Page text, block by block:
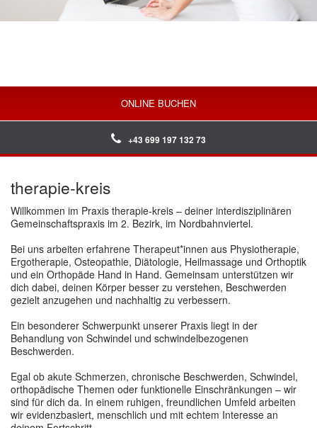
+43 699 197 132 73
ONLINE BUCHEN
therapie-kreis
Willkommen im Praxis therapie-kreis – deiner interdisziplinären
Gemeinschaftspraxis im 2. Bezirk, im Nordbahnviertel.
Bei uns arbeiten erfahrene Therapeut*innen aus Physiotherapie,
Ergotherapie, Osteopathie, Diätologie, Heilmassage und Orthoptik
und ein Orthopäde Hand in Hand. Gemeinsam unterstützen wir
dich dabei, deinen Körper besser zu verstehen, Beschwerden
gezielt anzugehen und nachhaltig zu verbessern.
Ein besonderer Schwerpunkt unserer Praxis liegt in der
Behandlung von Schwindel und schwindelbezogenen
Beschwerden.
Egal ob akute Schmerzen, chronische Beschwerden, Schwindel,
orthopädische Themen oder funktionelle Einschränkungen – wir
sind für dich da. In einem ruhigen, freundlichen Umfeld arbeiten
wir evidenzbasiert, menschlich und mit echtem Interesse an